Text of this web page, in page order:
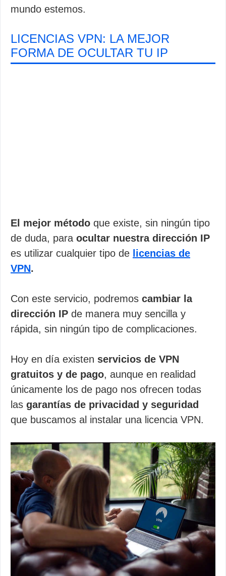
mundo estemos.
LICENCIAS VPN: LA MEJOR
FORMA DE OCULTAR TU IP
El mejor método que existe, sin ningún tipo
de duda, para ocultar nuestra dirección IP
es utilizar cualquier tipo de licencias de
VPN.
Con este servicio, podremos cambiar la
dirección IP de manera muy sencilla y
rápida, sin ningún tipo de complicaciones.
Hoy en día existen servicios de VPN
gratuitos y de pago, aunque en realidad
únicamente los de pago nos ofrecen todas
las garantías de privacidad y seguridad
que buscamos al instalar una licencia VPN.